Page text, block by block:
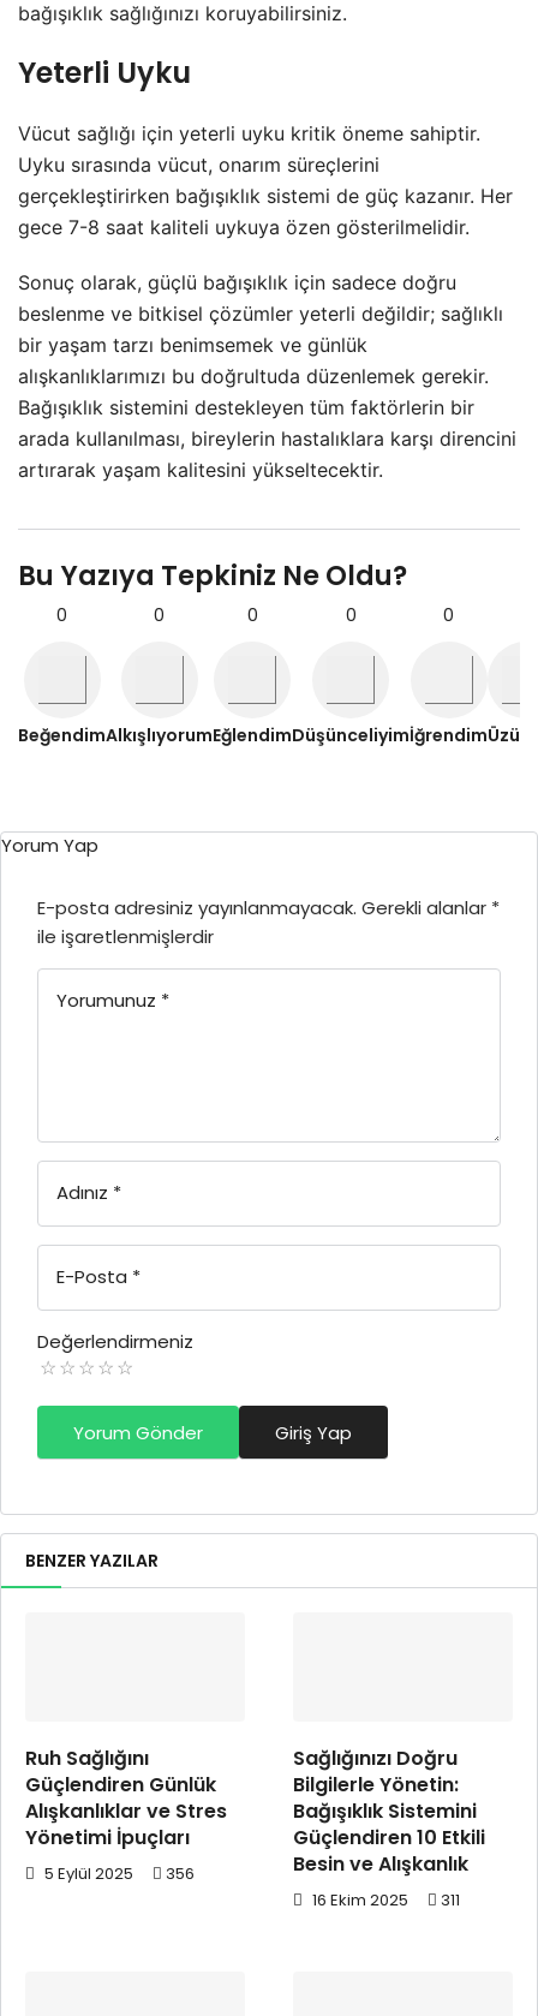
bağışıklık sağlığınızı koruyabilirsiniz.
Yeterli Uyku
Vücut sağlığı için yeterli uyku kritik öneme sahiptir.
Uyku sırasında vücut, onarım süreçlerini
gerçekleştirirken bağışıklık sistemi de güç kazanır. Her
gece 7-8 saat kaliteli uykuya özen gösterilmelidir.
Sonuç olarak, güçlü bağışıklık için sadece doğru
beslenme ve bitkisel çözümler yeterli değildir; sağlıklı
bir yaşam tarzı benimsemek ve günlük
alışkanlıklarımızı bu doğrultuda düzenlemek gerekir.
Bağışıklık sistemini destekleyen tüm faktörlerin bir
arada kullanılması, bireylerin hastalıklara karşı direncini
artırarak yaşam kalitesini yükseltecektir.
Bu Yazıya Tepkiniz Ne Oldu?
0
Beğendim
0
Alkışlıyorum
0
Eğlendim
0
Düşünceliyim
0
İğrendim
Yorum Yap
E-posta adresiniz yayınlanmayacak. Gerekli alanlar *
ile işaretlenmişlerdir
Yorumunuz *
Adınız *
E-Posta *
Değerlendirmeniz
Yorum Gönder Giriş Yap
BENZER YAZILAR
Ruh Sağlığını
Güçlendiren Günlük
Alışkanlıklar ve Stres
Yönetimi İpuçları
5 Eylül 2025 356
Sağlığınızı Doğru
Bilgilerle Yönetin:
Bağışıklık Sistemini
Güçlendiren 10 Etkili
Besin ve Alışkanlık
16 Ekim 2025 311